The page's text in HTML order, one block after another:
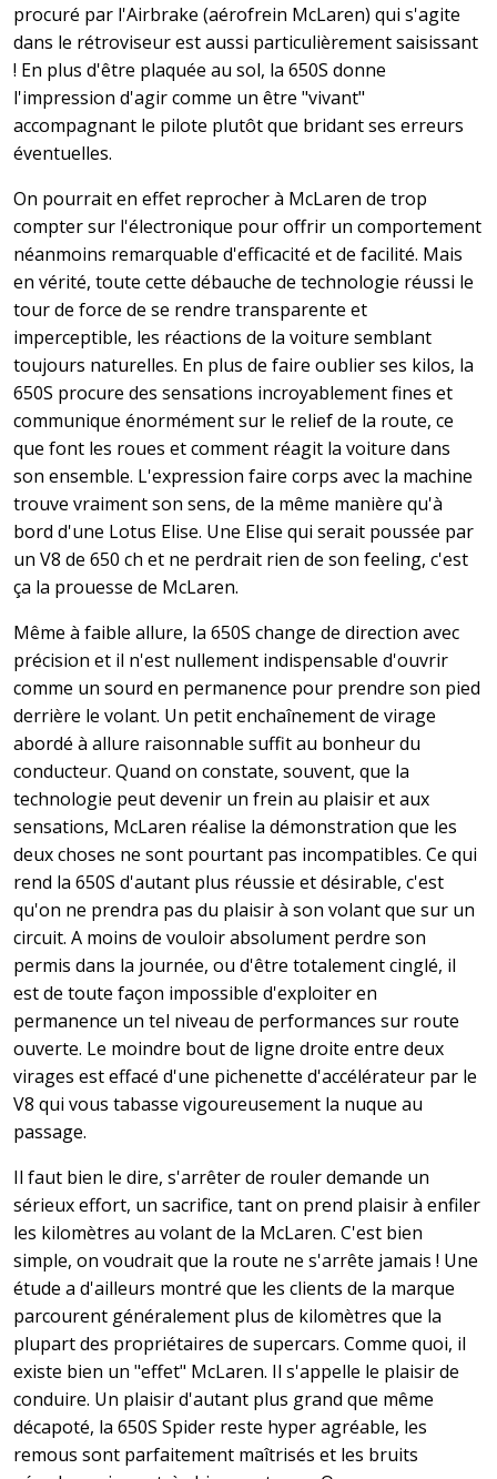
procuré par l'Airbrake (aérofrein McLaren) qui s'agite
dans le rétroviseur est aussi particulièrement saisissant
! En plus d'être plaquée au sol, la 650S donne
l'impression d'agir comme un être "vivant"
accompagnant le pilote plutôt que bridant ses erreurs
éventuelles.
On pourrait en effet reprocher à McLaren de trop
compter sur l'électronique pour offrir un comportement
néanmoins remarquable d'efficacité et de facilité. Mais
en vérité, toute cette débauche de technologie réussi le
tour de force de se rendre transparente et
imperceptible, les réactions de la voiture semblant
toujours naturelles. En plus de faire oublier ses kilos, la
650S procure des sensations incroyablement fines et
communique énormément sur le relief de la route, ce
que font les roues et comment réagit la voiture dans
son ensemble. L'expression faire corps avec la machine
trouve vraiment son sens, de la même manière qu'à
bord d'une Lotus Elise. Une Elise qui serait poussée par
un V8 de 650 ch et ne perdrait rien de son feeling, c'est
ça la prouesse de McLaren.
Même à faible allure, la 650S change de direction avec
précision et il n'est nullement indispensable d'ouvrir
comme un sourd en permanence pour prendre son pied
derrière le volant. Un petit enchaînement de virage
abordé à allure raisonnable suffit au bonheur du
conducteur. Quand on constate, souvent, que la
technologie peut devenir un frein au plaisir et aux
sensations, McLaren réalise la démonstration que les
deux choses ne sont pourtant pas incompatibles. Ce qui
rend la 650S d'autant plus réussie et désirable, c'est
qu'on ne prendra pas du plaisir à son volant que sur un
circuit. A moins de vouloir absolument perdre son
permis dans la journée, ou d'être totalement cinglé, il
est de toute façon impossible d'exploiter en
permanence un tel niveau de performances sur route
ouverte. Le moindre bout de ligne droite entre deux
virages est effacé d'une pichenette d'accélérateur par le
V8 qui vous tabasse vigoureusement la nuque au
passage.
Il faut bien le dire, s'arrêter de rouler demande un
sérieux effort, un sacrifice, tant on prend plaisir à enfiler
les kilomètres au volant de la McLaren. C'est bien
simple, on voudrait que la route ne s'arrête jamais ! Une
étude a d'ailleurs montré que les clients de la marque
parcourent généralement plus de kilomètres que la
plupart des propriétaires de supercars. Comme quoi, il
existe bien un "effet" McLaren. Il s'appelle le plaisir de
conduire. Un plaisir d'autant plus grand que même
décapoté, la 650S Spider reste hyper agréable, les
remous sont parfaitement maîtrisés et les bruits